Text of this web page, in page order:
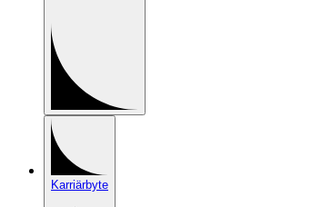
Karriärbyte